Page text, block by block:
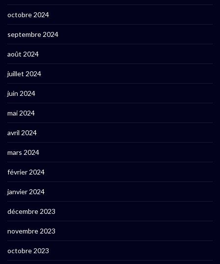
octobre 2024
septembre 2024
août 2024
juillet 2024
juin 2024
mai 2024
avril 2024
mars 2024
février 2024
janvier 2024
décembre 2023
novembre 2023
octobre 2023